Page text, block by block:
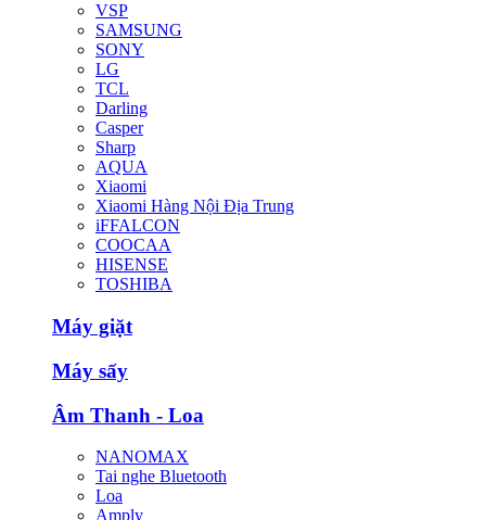
VSP
SAMSUNG
SONY
LG
TCL
Darling
Casper
Sharp
AQUA
Xiaomi
Xiaomi Hàng Nội Địa Trung
iFFALCON
COOCAA
HISENSE
TOSHIBA
Máy giặt
Máy sấy
Âm Thanh - Loa
NANOMAX
Tai nghe Bluetooth
Loa
Amply